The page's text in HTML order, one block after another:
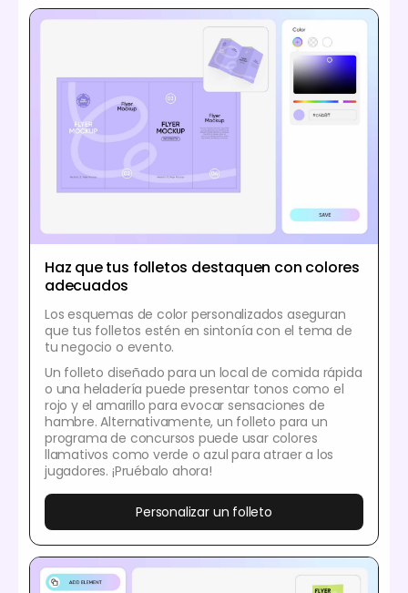
Haz que tus folletos destaquen con colores
adecuados
Los esquemas de color personalizados aseguran
que tus folletos estén en sintonía con el tema de
tu negocio o evento.
Un folleto diseñado para un local de comida rápida
o una heladería puede presentar tonos como el
rojo y el amarillo para evocar sensaciones de
hambre. Alternativamente, un folleto para un
programa de concursos puede usar colores
llamativos como verde o azul para atraer a los
jugadores. ¡Pruébalo ahora!
Personalizar un folleto